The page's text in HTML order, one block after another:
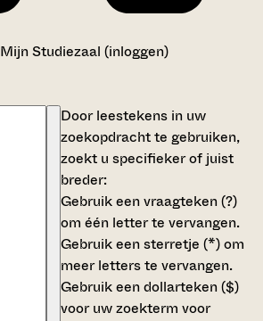
Mijn Studiezaal (inloggen)
Door leestekens in uw
zoekopdracht te gebruiken,
zoekt u specifieker of juist
breder:
Gebruik eenvraagteken (?)
om één letter te vervangen.
Gebruik eensterretje (*)om
meer letters te vervangen.
Gebruik eendollarteken ($)
voor uw zoekterm voor